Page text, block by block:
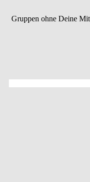
Gruppen ohne Deine